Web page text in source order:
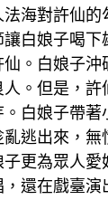
海對許仙
白娘子喝下
。白娘子
。但是，
白娘子帶
逃出來，
更為眾人
還在戲臺演